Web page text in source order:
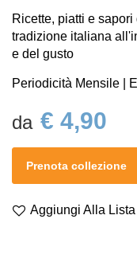
galleria
di
immagini
Ricette, piatti e
tradizione italiana
e del gusto
Periodicità Mensile |
€ 4,90
Prenota collezione
Aggiungi Alla